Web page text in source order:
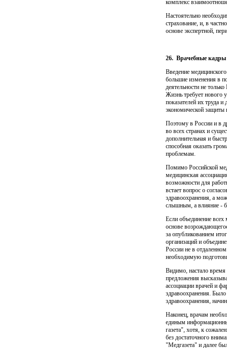
комплекс
Настоятельно
страхование, и, в
основе экспертной,
26. Врачебные кадры
Введение
большие изменения в
деятельности не
Жизнь требует нового
показателей их труда
экономической защиты
Поэтому в России и в
во всех странах и
дополнительная и
способная оказать
проблемам.
Помимо Российской
медицинская
возможности для
встает вопрос о
здравоохранения, а
слышным, а влия­ние -
Если объединение
основе
за опубликованием
организаций и
России не в
необходимую
Видимо, настало время
предложения
ассоциации врачей и
здравоохранения.
здравоохранения,
Наконец, врачам
единым
газета", хотя, к
без достаточного
"Медгазета" и далее